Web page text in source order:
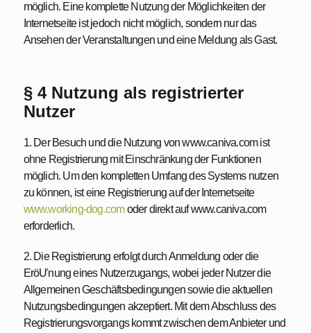
möglich. Eine komplette Nutzung der Möglichkeiten der
Internetseite ist jedoch nicht möglich, sondern nur das
Ansehen der Veranstaltungen und eine Meldung als Gast.
§ 4 Nutzung als registrierter
Nutzer
1. Der Besuch und die Nutzung von www.caniva.com ist
ohne Registrierung mit Einschränkung der Funktionen
möglich. Um den kompletten Umfang des Systems nutzen
zu können, ist eine Registrierung auf der Internetseite
www.working-dog.comoder direkt auf www.caniva.com
erforderlich.
2. Die Registrierung erfolgt durch Anmeldung oder die
EröƯnung eines Nutzerzugangs, wobei jeder Nutzer die
Allgemeinen Geschäftsbedingungen sowie die aktuellen
Nutzungsbedingungen akzeptiert. Mit dem Abschluss des
Registrierungsvorgangs kommt zwischen dem Anbieter und